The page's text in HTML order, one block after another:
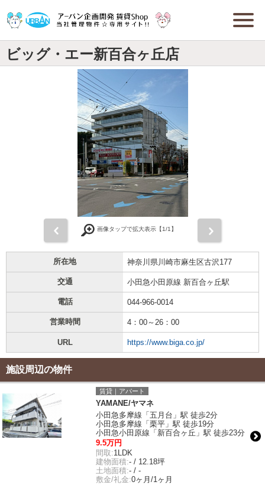
ビッグ・エー新百合ヶ丘店
画像タップで拡大表示【1/1】
所在地 神奈川県川崎市麻生区古沢177
交通 小田急小田原線 新百合ヶ丘駅
電話 044-966-0014
営業時間 4：00～26：00
URL https://www.biga.co.jp/
施設周辺の物件
賃貸｜アパート
YAMANE/ヤマネ
小田急多摩線「五月台」駅 徒歩2分
小田急多摩線「栗平」駅 徒歩19分
小田急小田原線「新百合ヶ丘」駅 徒歩23分
9.5万円
間取:1LDK
建物面積:- / 12.18坪
土地面積:- / -
敷金/礼金:0ヶ月/1ヶ月